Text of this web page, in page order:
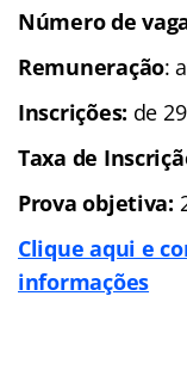
Número de
Remuneração:
Inscrições: de
Taxa de
Prova objetiva:
Clique aqui e
informações